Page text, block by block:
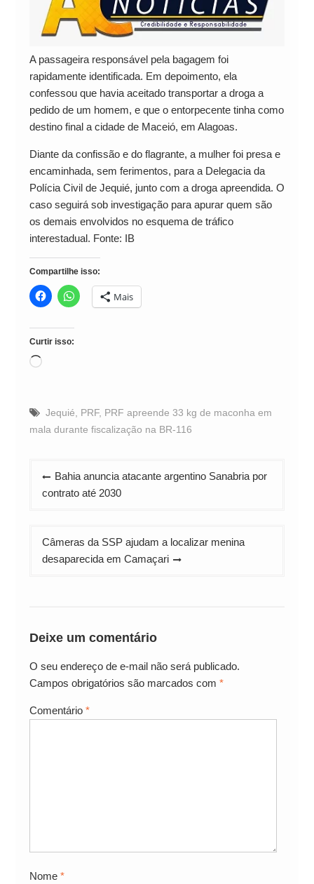
A passageira responsável pela bagagem foi
rapidamente identificada. Em depoimento, ela
confessou que havia aceitado transportar a droga a
pedido de um homem, e que o entorpecente tinha como
destino final a cidade de Maceió, em Alagoas.
Diante da confissão e do flagrante, a mulher foi presa e
encaminhada, sem ferimentos, para a Delegacia da
Polícia Civil de Jequié, junto com a droga apreendida. O
caso seguirá sob investigação para apurar quem são
os demais envolvidos no esquema de tráfico
interestadual. Fonte: IB
Compartilhe isso:
Mais
Curtir isso:
Carregando...
Jequié PRF, PRF apreende 33 kg de maconha em
mala durante fiscalização na BR-116
Navegação
de
Bahia anuncia atacante argentino Sanabria por
contrato até 2030
Câmeras da SSP ajudam a localizar menina
desaparecida em Camaçari
Deixe um comentário
O seu endereço de e-mail não será publicado.
Campos obrigatórios são marcados com *
Comentário *
Nome *